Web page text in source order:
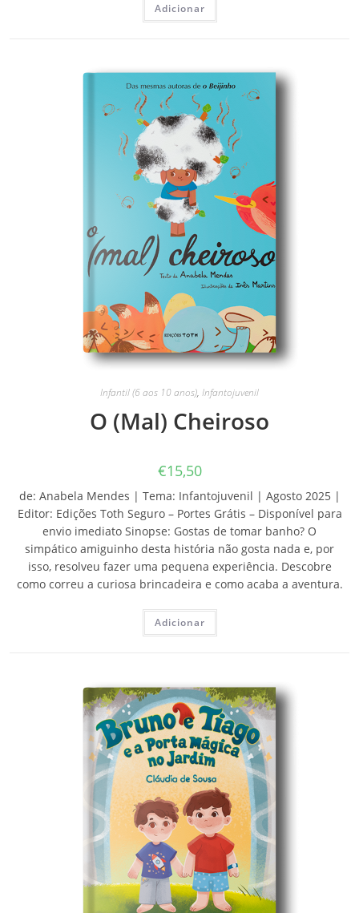
Adicionar
Infantil (6 aos 10 anos), Infantojuvenil
O (Mal) Cheiroso
€15,50
de: Anabela Mendes | Tema: Infantojuvenil | Agosto 2025 |
Editor: Edições Toth Seguro – Portes Grátis – Disponível para
envio imediato Sinopse: Gostas de tomar banho? O
simpático amiguinho desta história não gosta nada e, por
isso, resolveu fazer uma pequena experiência. Descobre
como correu a curiosa brincadeira e como acaba a aventura.
Adicionar